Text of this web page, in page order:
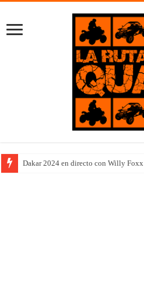
Dakar 2024 en directo con Willy Foxx